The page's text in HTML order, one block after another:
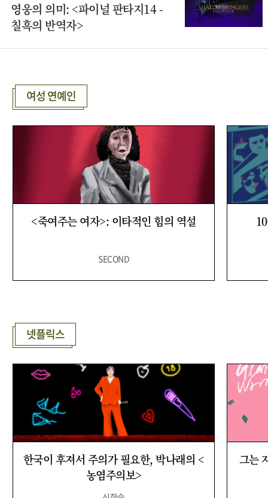
영웅의 의미: <파이널 판타지14 -
칠흑의 반역자>
여성 연예인
<죽여주는 여자>: 이타적인 힘의 역설
SECOND
넷플릭스
한국이 후져서 주의가 필요한, 박나래의 <
농염주의보>
그는